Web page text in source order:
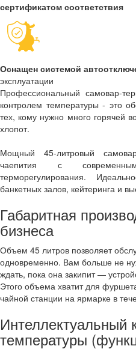
сертификатом соответствия
Оснащен системой
эксплуатации
Профессиональный самовар-
контролем температуры - это
тех, кому нужно много горячей
хлопот.
Мощный 45-литровый
чаепития с
терморегулирования.
банкетных залов, кейтеринга и
Габаритная
бизнеса
Объем 45 литров позволяет
одновременно. Вам больше не
ждать, пока она закипит —
Этого объема хватит для
чайной станции на ярмарке в
Интеллектуальный
температуры